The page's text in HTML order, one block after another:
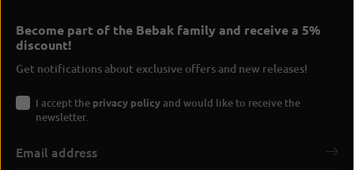
Become part of the Bebak family and receive a 5%
discount!
Get notifications about exclusive offers and new releases!
I accept the privacy policyand would like to receive the
newsletter.